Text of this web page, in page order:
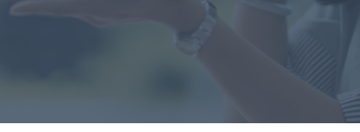
Notre tablette de dématérialisation du PMS et
réglementaires du secteur de la restauration food-